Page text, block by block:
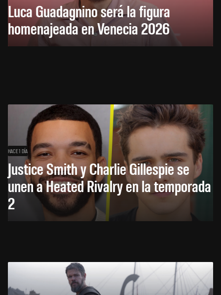
Luca Guadagnino será la figura
homenajeada en Venecia 2026
HACE 1 DÍA
Justice Smith y Charlie Gillespie se
unen a Heated Rivalry en la temporada
2